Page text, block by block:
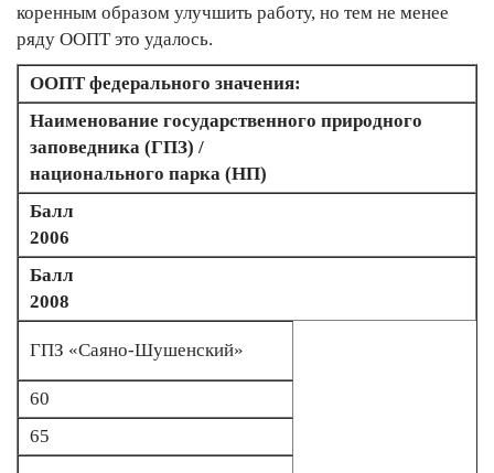
коренным образом улучшить работу, но тем не менее
ряду ООПТ это удалось.
ООПТ федерального значения:
Наименование государственного природного
заповедника (ГПЗ) /
национального парка (НП)
Балл
2006
Балл
2008
ГПЗ «Саяно-Шушенский»
60
65